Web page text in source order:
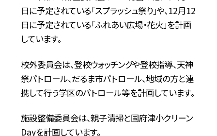
日に予定されている「スプラッシュ祭り」や、12月12
日に予定されている「ふれあい広場・花火」を計画
しています。
校外委員会は、登校ウォッチングや登校指導、天神
祭パトロール、だるま市パトロール、地域の方と連
携して行う学区のパトロール等を計画しています。
施設整備委員会は、親子清掃と国府津小クリーン
Dayを計画しています。